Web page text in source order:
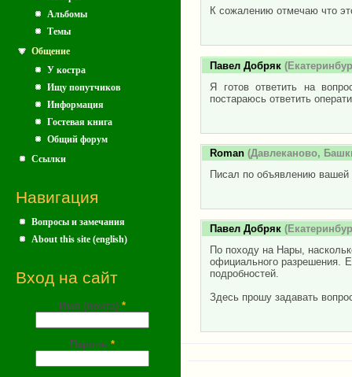
Альбомы
Темы
Общение
У костра
Ищу попутчиков
Информация
Гостевая книга
Общий форум
Ссылки
Навигация
Вопросы и замечания
About this site (english)
Вход на сайт
Имя (почта) *
Пароль *
К сожалению отмечаю что
Павел Добряк
Я готов ответить на
постараюсь ответить
Roman (Давлеканово,
Писал по объявлению вашей
Павел Добряк
По походу на Нары,
официального разрешения.
подробностей.
Здесь прошу задавать